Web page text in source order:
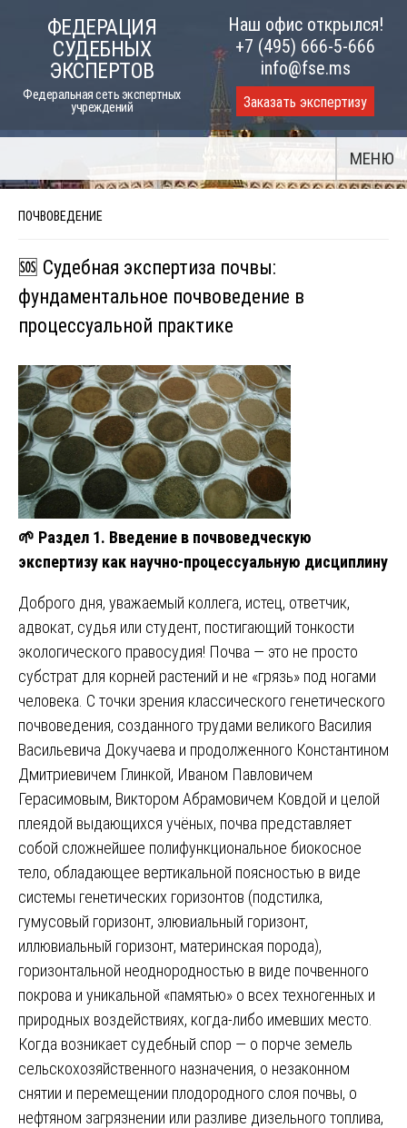
ФЕДЕРАЦИЯ
СУДЕБНЫХ
ЭКСПЕРТОВ
Федеральная сеть экспертных
учреждений
Наш офис открылся!
+7 (495) 666-5-666
info@fse.ms
Заказать экспертизу
МЕНЮ
ПОЧВОВЕДЕНИЕ
🆘 Судебная экспертиза почвы:
фундаментальное почвоведение в
процессуальной практике
🌱 Раздел 1. Введение в почвоведческую
экспертизу как научно-процессуальную дисциплину
Доброго дня, уважаемый коллега, истец, ответчик,
адвокат, судья или студент, постигающий тонкости
экологического правосудия! Почва — это не просто
субстрат для корней растений и не «грязь» под ногами
человека. С точки зрения классического генетического
почвоведения, созданного трудами великого Василия
Васильевича Докучаева и продолженного Константином
Дмитриевичем Глинкой, Иваном Павловичем
Герасимовым, Виктором Абрамовичем Ковдой и целой
плеядой выдающихся учёных, почва представляет
собой сложнейшее полифункциональное биокосное
тело, обладающее вертикальной поясностью в виде
системы генетических горизонтов (подстилка,
гумусовый горизонт, элювиальный горизонт,
иллювиальный горизонт, материнская порода),
горизонтальной неоднородностью в виде почвенного
покрова и уникальной «памятью» о всех техногенных и
природных воздействиях, когда-либо имевших место.
Когда возникает судебный спор — о порче земель
сельскохозяйственного назначения, о незаконном
снятии и перемещении плодородного слоя почвы, о
нефтяном загрязнении или разливе дизельного топлива,